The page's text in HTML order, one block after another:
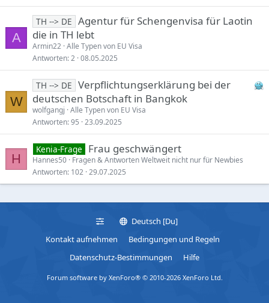
A
TH --> DE Agentur für Schengenvisa für Laotin
die in TH lebt
Armin22 Alle Typen von EU Visa
Antworten 2 08.05.2025
W
TH --> DE Verpflichtungserklärung bei der
deutschen Botschaft in Bangkok
wolfgangj Alle Typen von EU Visa
Antworten 95 23.09.2025
H
Kenia-Frage Frau geschwängert
Hannes50 Fragen & Antworten Weltweit nicht nur für Newbies
Antworten 102 29.07.2025
Deutsch [Du]
Kontakt aufnehmen
Bedingungen und Regeln
Datenschutz-Bestimmungen
Hilfe
Forum software by XenForo® © 2010-2026 XenForo Ltd.